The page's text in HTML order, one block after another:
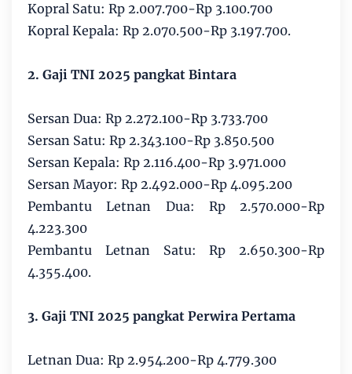
Kopral Satu: Rp 2.007.700-Rp 3.100.700
Kopral Kepala: Rp 2.070.500-Rp 3.197.700.
2. Gaji TNI 2025 pangkat Bintara
Sersan Dua: Rp 2.272.100-Rp 3.733.700
Sersan Satu: Rp 2.343.100-Rp 3.850.500
Sersan Kepala: Rp 2.116.400-Rp 3.971.000
Sersan Mayor: Rp 2.492.000-Rp 4.095.200
Pembantu Letnan Dua: Rp 2.570.000-Rp
4.223.300
Pembantu Letnan Satu: Rp 2.650.300-Rp
4.355.400.
3. Gaji TNI 2025 pangkat Perwira Pertama
Letnan Dua: Rp 2.954.200-Rp 4.779.300